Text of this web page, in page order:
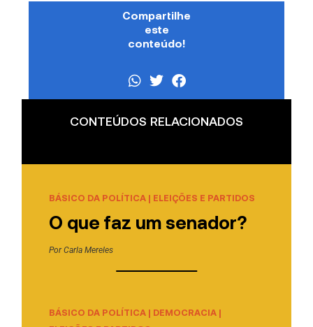
Compartilhe
este
conteúdo!
CONTEÚDOS RELACIONADOS
BÁSICO DA POLÍTICA| ELEIÇÕES E PARTIDOS
O que faz um senador?
PorCarla Mereles
BÁSICO DA POLÍTICA| DEMOCRACIA|